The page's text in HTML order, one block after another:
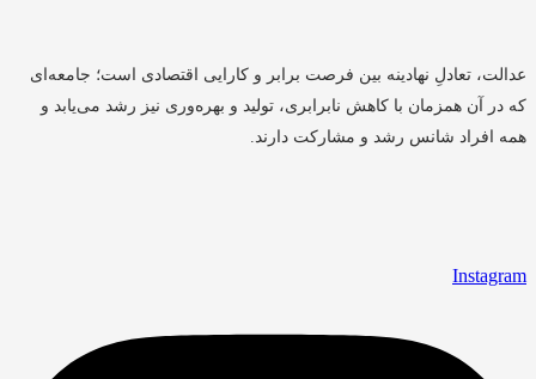
تعادلِ نهادینه بین فرصت برابر و کارایی اقتصادی است؛ جامعه‌ای
آن همزمان با کاهش نابرابری، تولید و بهره‌وری نیز رشد می‌یابد و
افراد شانس رشد و مشارکت دارند.